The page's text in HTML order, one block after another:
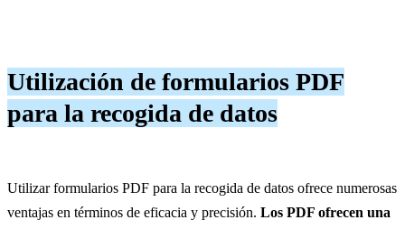
Utilización de formularios PDF
para la recogida de datos
Utilizar formularios PDF para la recogida de datos ofrece numerosas
ventajas en términos de eficacia y precisión. Los PDF ofrecen una